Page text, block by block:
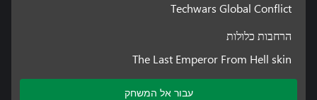
Techwars Global Conflict
הרחבות כלולות
The Last Emperor From Hell skin
עבור אל המשחק